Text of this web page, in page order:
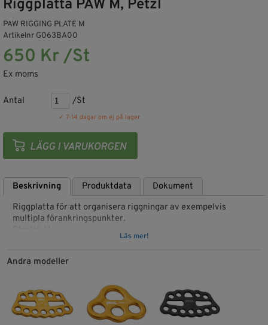
Riggplatta PAW M, Petzl
PAW RIGGING PLATE M
Artikelnr G063BA00
650 Kr /St
Ex moms
Antal /St
✓ 7-14 dagar om ej på lager
Beskrivning Produktdata
Dokument
Riggplatta för att organisera riggningar av exempelvis
multipla förankringspunkter.
Material(s): aluminum
Artikelnr: G063BA00
EAN: 3342540835894
Läs mer!
Andra modeller